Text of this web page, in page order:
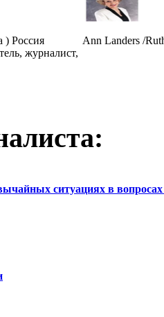
) Россия
журналист,
Ann Landers /
ситуациях в вопросах